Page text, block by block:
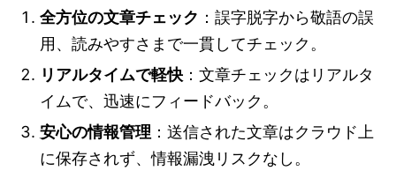
全方位の文章チェック ：誤字脱字から敬語の誤
用、読みやすさまで一貫してチェック。
リアルタイムで軽快 ：文章チェックはリアルタ
イムで、迅速にフィードバック。
安心の情報管理 ：送信された文章はクラウド上
に保存されず、情報漏洩リスクなし。